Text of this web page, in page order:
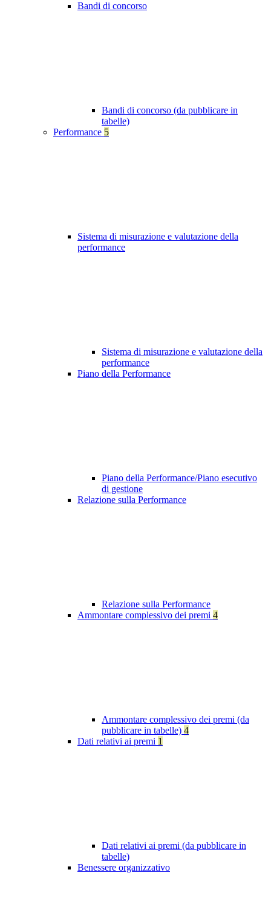
Bandi di concorso
Bandi di concorso (da pubblicare in
tabelle)
Performance 5
Sistema di misurazione e valutazione della
performance
Sistema di misurazione e valutazione della
performance
Piano della Performance
Piano della Performance/Piano esecutivo
di gestione
Relazione sulla Performance
Relazione sulla Performance
Ammontare complessivo dei premi 4
Ammontare complessivo dei premi (da
pubblicare in tabelle) 4
Dati relativi ai premi 1
Dati relativi ai premi (da pubblicare in
tabelle)
Benessere organizzativo